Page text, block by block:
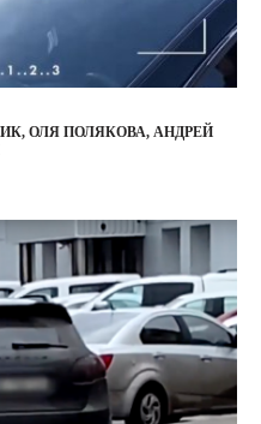
ОЛЯ ПОЛЯКОВА, АНДРЕЙ